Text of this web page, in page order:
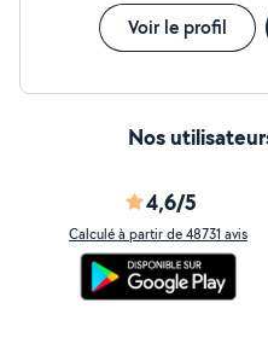
Voir le profil
Nos
4,6/5
Calculé à partir de 48731 avis